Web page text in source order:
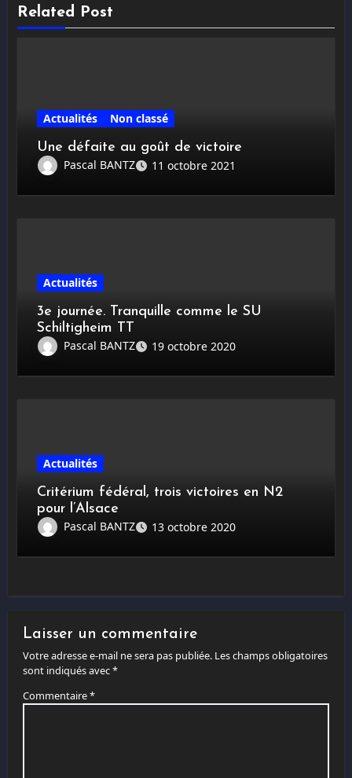
Related Post
Actualités
Non classé
Une défaite au goût de victoire
Pascal BANTZ
11 octobre 2021
Actualités
3e journée. Tranquille comme le SU
Schiltigheim TT
Pascal BANTZ
19 octobre 2020
Actualités
Critérium fédéral, trois victoires en N2
pour l’Alsace
Pascal BANTZ
13 octobre 2020
Laisser un commentaire
Votre adresse e-mail ne sera pas publiée. Les champs obligatoires
sont indiqués avec*
Commentaire*